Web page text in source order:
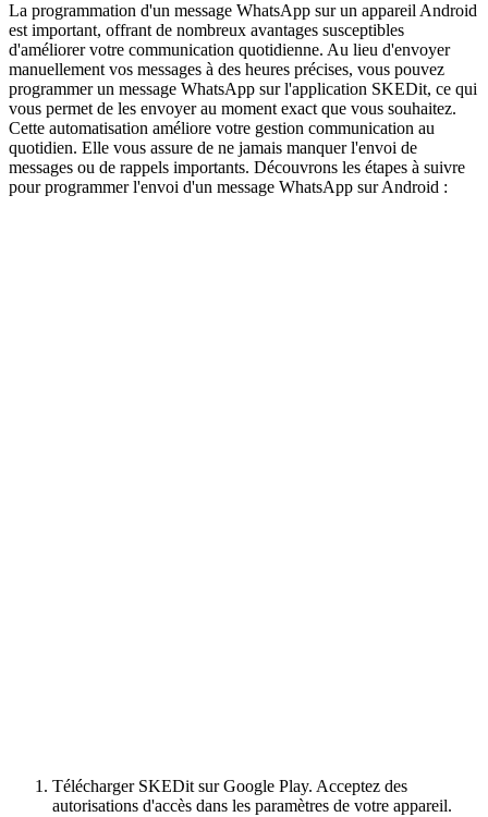
La programmation d'un message WhatsApp sur un appareil Android
est important, offrant de nombreux avantages susceptibles
d'améliorer votre communication quotidienne. Au lieu d'envoyer
manuellement vos messages à des heures précises, vous pouvez
programmer un message WhatsApp sur l'application SKEDit, ce qui
vous permet de les envoyer au moment exact que vous souhaitez.
Cette automatisation améliore votre gestion communication au
quotidien. Elle vous assure de ne jamais manquer l'envoi de
messages ou de rappels importants. Découvrons les étapes à suivre
pour programmer l'envoi d'un message WhatsApp sur Android :
Télécharger SKEDit sur Google Play. Acceptez des
autorisations d'accès dans les paramètres de votre appareil.